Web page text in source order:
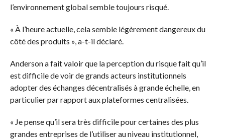
l’environnement global semble toujours risqué.
« À l’heure actuelle, cela semble légèrement dangereux du
côté des produits », a-t-il déclaré.
Anderson a fait valoir que la perception du risque fait qu’il
est difficile de voir de grands acteurs institutionnels
adopter des échanges décentralisés à grande échelle, en
particulier par rapport aux plateformes centralisées.
« Je pense qu’il sera très difficile pour certaines des plus
grandes entreprises de l’utiliser au niveau institutionnel,